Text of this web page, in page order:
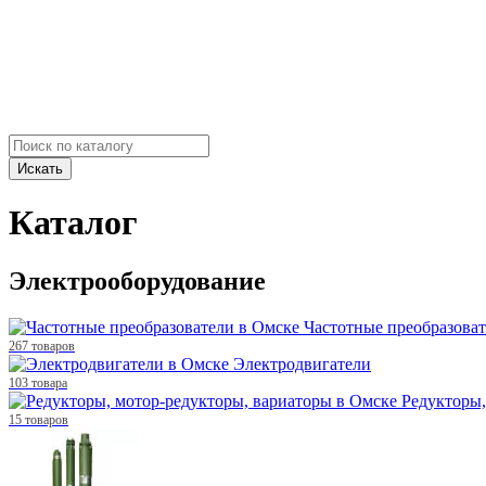
Искать
Каталог
Электрооборудование
Частотные
267 товаров
Электродвигатели
103 товара
15 товаров